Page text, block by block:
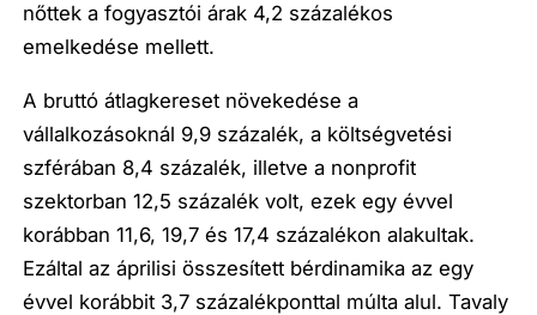
nőttek a fogyasztói árak 4,2 százalékos
emelkedése mellett.
A bruttó átlagkereset növekedése a
vállalkozásoknál 9,9 százalék, a költségvetési
szférában 8,4 százalék, illetve a nonprofit
szektorban 12,5 százalék volt, ezek egy évvel
korábban 11,6, 19,7 és 17,4 százalékon alakultak.
Ezáltal az áprilisi összesített bérdinamika az egy
évvel korábbit 3,7 százalékponttal múlta alul. Tavaly